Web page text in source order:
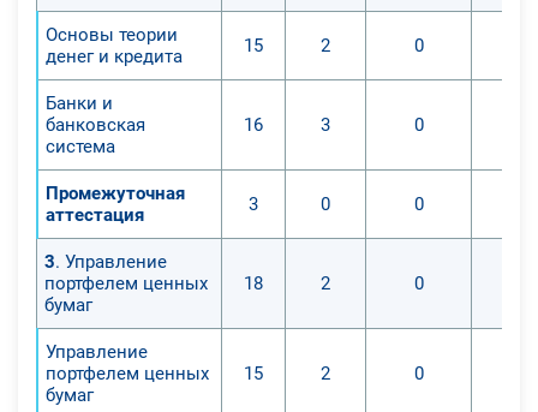
Основы теории
денег и кредита
15 2 0
Банки и
банковская
система
16 3 0
Промежуточная
аттестация
3 0 0
3. Управление
портфелем ценных
бумаг
18 2 0
Управление
портфелем ценных
бумаг
15 2 0